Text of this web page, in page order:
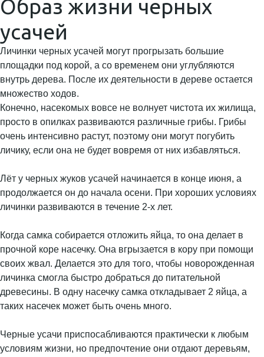
Образ жизни черных
усачей
Личинки черных усачей могут прогрызать большие
площадки под корой, а со временем они углубляются
внутрь дерева. После их деятельности в дереве остается
множество ходов.
Конечно, насекомых вовсе не волнует чистота их жилища,
просто в опилках развиваются различные грибы. Грибы
очень интенсивно растут, поэтому они могут погубить
личику, если она не будет вовремя от них избавляться.
Лёт у черных жуков усачей начинается в конце июня, а
продолжается он до начала осени. При хороших условиях
личинки развиваются в течение 2-х лет.
Когда самка собирается отложить яйца, то она делает в
прочной коре насечку. Она вгрызается в кору при помощи
своих жвал. Делается это для того, чтобы новорожденная
личинка смогла быстро добраться до питательной
древесины. В одну насечку самка откладывает 2 яйца, а
таких насечек может быть очень много.
Черные усачи приспосабливаются практически к любым
условиям жизни, но предпочтение они отдают деревьям,